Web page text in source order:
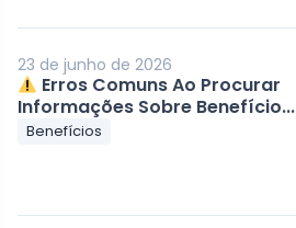
23 de junho de 2026
Erros Comuns Ao Procurar
Informações Sobre Benefício...
Benefícios